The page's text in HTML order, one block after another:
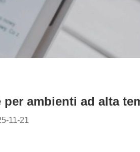
ambienti ad alta
11-21